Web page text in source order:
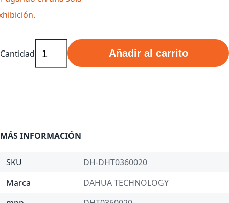
Cantidad Añadir al carrito
MÁS INFORMACIÓN
SKU
DH-DHT0360020
Marca
DAHUA TECHNOLOGY